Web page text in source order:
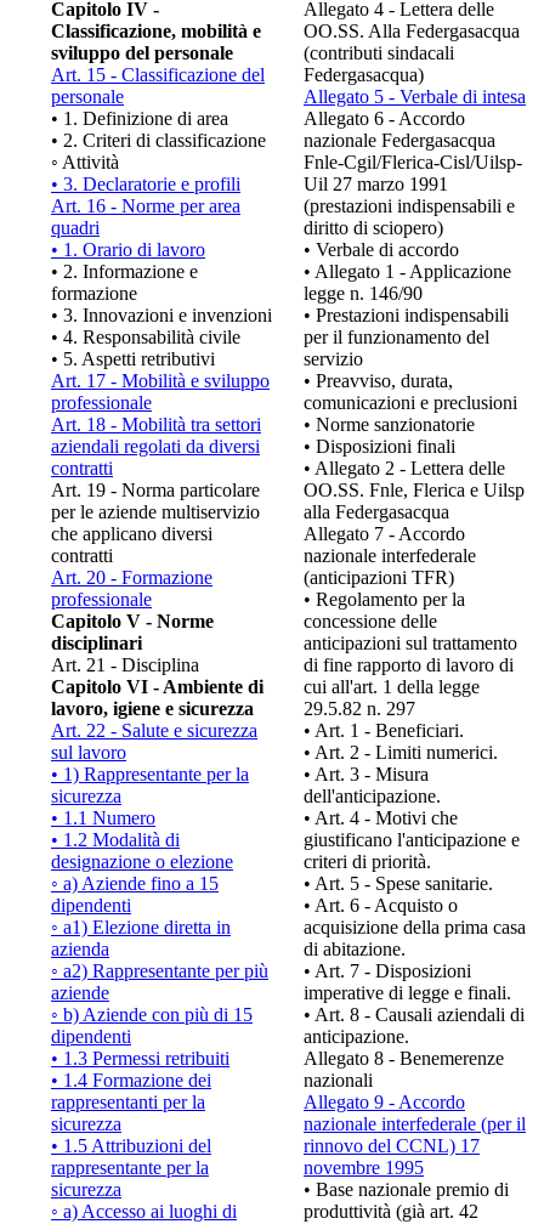
Capitolo IV -
Classificazione, mobilità e
sviluppo del personale
Art. 15 - Classificazione del
personale
• 1. Definizione di area
• 2. Criteri di classificazione
◦ Attività
• 3. Declaratorie e profili
Art. 16 - Norme per area
quadri
• 1. Orario di lavoro
• 2. Informazione e
formazione
• 3. Innovazioni e invenzioni
• 4. Responsabilità civile
• 5. Aspetti retributivi
Art. 17 - Mobilità e sviluppo
professionale
Art. 18 - Mobilità tra settori
aziendali regolati da diversi
contratti
Art. 19 - Norma particolare
per le aziende multiservizio
che applicano diversi
contratti
Art. 20 - Formazione
professionale
Capitolo V - Norme
disciplinari
Art. 21 - Disciplina
Capitolo VI - Ambiente di
lavoro, igiene e sicurezza
Art. 22 - Salute e sicurezza
sul lavoro
• 1) Rappresentante per la
sicurezza
• 1.1 Numero
• 1.2 Modalità di
designazione o elezione
◦ a) Aziende fino a 15
dipendenti
◦ a1) Elezione diretta in
azienda
◦ a2) Rappresentante per più
aziende
◦ b) Aziende con più di 15
dipendenti
• 1.3 Permessi retribuiti
• 1.4 Formazione dei
rappresentanti per la
sicurezza
• 1.5 Attribuzioni del
rappresentante per la
sicurezza
◦ a) Accesso ai luoghi di
Allegato 4 - Lettera delle
OO.SS. Alla Federgasacqua
(contributi sindacali
Federgasacqua)
Allegato 5 - Verbale di intesa
Allegato 6 - Accordo
nazionale Federgasacqua
Fnle-Cgil/Flerica-Cisl/Uilsp-
Uil 27 marzo 1991
(prestazioni indispensabili e
diritto di sciopero)
• Verbale di accordo
• Allegato 1 - Applicazione
legge n. 146/90
• Prestazioni indispensabili
per il funzionamento del
servizio
• Preavviso, durata,
comunicazioni e preclusioni
• Norme sanzionatorie
• Disposizioni finali
• Allegato 2 - Lettera delle
OO.SS. Fnle, Flerica e Uilsp
alla Federgasacqua
Allegato 7 - Accordo
nazionale interfederale
(anticipazioni TFR)
• Regolamento per la
concessione delle
anticipazioni sul trattamento
di fine rapporto di lavoro di
cui all'art. 1 della legge
29.5.82 n. 297
• Art. 1 - Beneficiari.
• Art. 2 - Limiti numerici.
• Art. 3 - Misura
dell'anticipazione.
• Art. 4 - Motivi che
giustificano l'anticipazione e
criteri di priorità.
• Art. 5 - Spese sanitarie.
• Art. 6 - Acquisto o
acquisizione della prima casa
di abitazione.
• Art. 7 - Disposizioni
imperative di legge e finali.
• Art. 8 - Causali aziendali di
anticipazione.
Allegato 8 - Benemerenze
nazionali
Allegato 9 - Accordo
nazionale interfederale (per il
rinnovo del CCNL) 17
novembre 1995
• Base nazionale premio di
produttività (già art. 42